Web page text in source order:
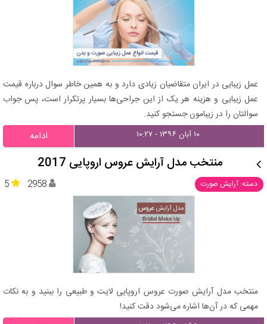
عمل زیبایی در ایران متقاضیان زیادی دارد و به همین خاطر سوال درباره قیمت
عمل زیبایی و هزینه هر یک از این جراحی‌ها بسیار پرتکرار است، پس جواب
سوالتان را در زیبامون جستجو کنید.
۱۰ آبان ۱۳۹۶ - ۱۰:۲۷ ادامه
منتخب مدل آرایش عروس اروپایی 2017
دسته: آرایش صورت 5 2958
منتخب مدل آرایش صورت عروس اروپایی لایت و طبیعی را ببنید و به نکات
مهمی که در آن‌ها اشاره می‌شود دقت کنید!